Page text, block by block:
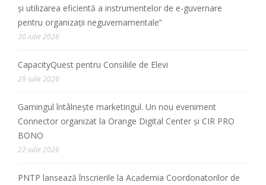
și utilizarea eficientă a instrumentelor de e-guvernare
pentru organizații neguvernamentale”
30 iulie 2026
CapacityQuest pentru Consiliile de Elevi
29 iulie 2026
Gamingul întâlnește marketingul. Un nou eveniment
Connector organizat la Orange Digital Center și CIR PRO
BONO
22 iulie 2026
PNTP lansează înscrierile la Academia Coordonatorilor de